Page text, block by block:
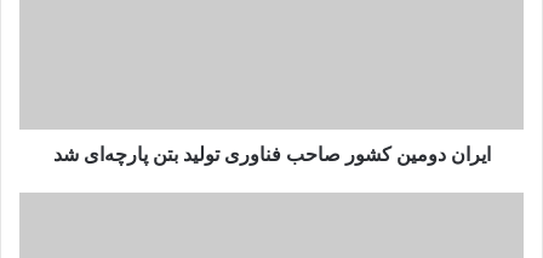
شد
ایران دومین کشور صاحب فناوری تولید بتن پارچه‌ای شد